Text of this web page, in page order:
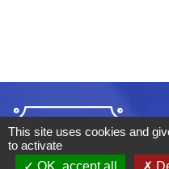
This site uses cookies and
to activate
OK, accept all